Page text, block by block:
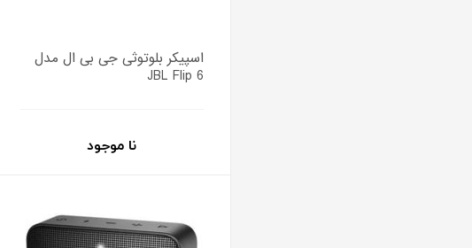
اسپیکر بلوتوثی جی بی ال مدل
JBL Flip 6
نا موجود